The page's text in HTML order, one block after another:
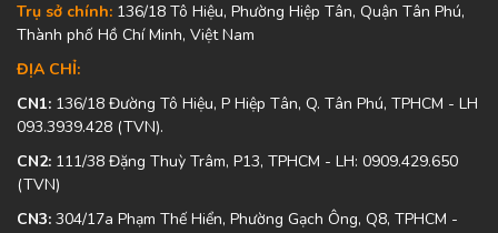
Trụ sở chính: 136/18 Tô Hiệu, Phường Hiệp Tân, Quận Tân Phú,
Thành phố Hồ Chí Minh, Việt Nam
ĐỊA CHỈ:
CN1: 136/18 Đường Tô Hiệu, P Hiệp Tân, Q. Tân Phú, TPHCM - LH
093.3939.428 (TVN).
CN2: 111/38 Đặng Thuỳ Trâm, P13, TPHCM - LH: 0909.429.650
(TVN)
CN3: 304/17a Phạm Thế Hiển, Phường Gạch Ông, Q8, TPHCM -